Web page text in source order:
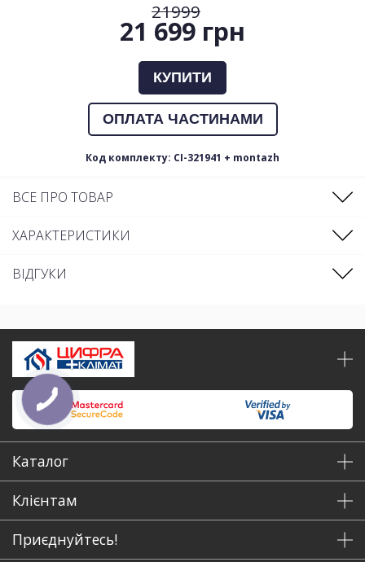
21999
21 699 грн
КУПИТИ
ОПЛАТА ЧАСТИНАМИ
Код комплекту: CI-321941 + montazh
ВСЕ ПРО ТОВАР
ХАРАКТЕРИСТИКИ
ВІДГУКИ
Каталог
Клієнтам
Приєднуйтесь!